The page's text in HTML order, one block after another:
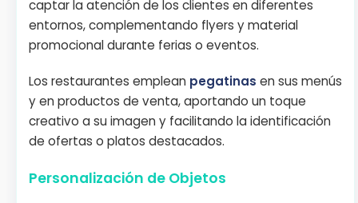
captar la atención de los clientes en diferentes
entornos, complementando flyers y material
promocional durante ferias o eventos.
Los restaurantes emplean pegatinas en sus menús
y en productos de venta, aportando un toque
creativo a su imagen y facilitando la identificación
de ofertas o platos destacados.
Personalización de Objetos